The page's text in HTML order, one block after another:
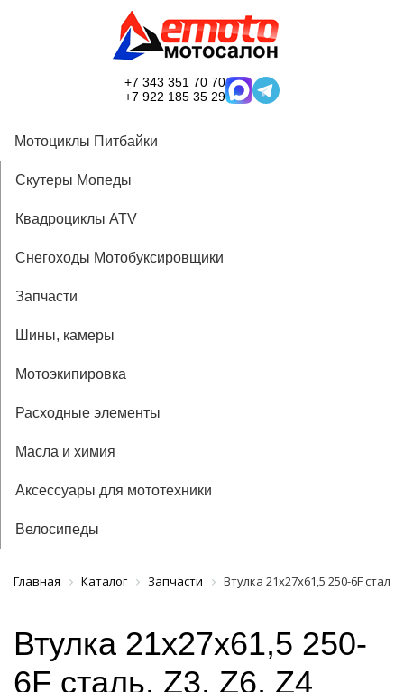
+7 343 351 70 70
+7 922 185 35 29
Мотоциклы Питбайки
Скутеры Мопеды
Квадроциклы ATV
Снегоходы Мотобуксировщики
Запчасти
Шины, камеры
Мотоэкипировка
Расходные элементы
Масла и химия
Аксессуары для мототехники
Велосипеды
Главная Каталог Запчасти Втулка 21x27x61,5 250-6F сталь,
Втулка 21x27x61,5 250-
6F сталь, Z3, Z6, Z4